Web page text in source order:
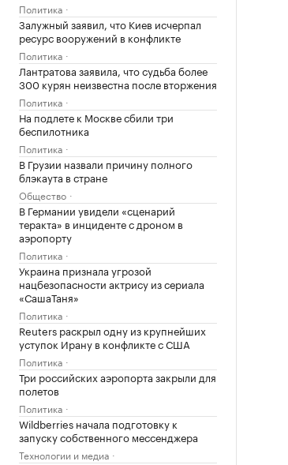
Политика
Залужный заявил, что Киев исчерпал
ресурс вооружений в конфликте
Политика
Лантратова заявила, что судьба более
300 курян неизвестна после вторжения
Политика
На подлете к Москве сбили три
беспилотника
Политика
В Грузии назвали причину полного
блэкаута в стране
Общество
В Германии увидели «сценарий
теракта» в инциденте с дроном в
аэропорту
Политика
Украина признала угрозой
нацбезопасности актрису из сериала
«СашаТаня»
Политика
Reuters раскрыл одну из крупнейших
уступок Ирану в конфликте с США
Политика
Три российских аэропорта закрыли для
полетов
Политика
Wildberries начала подготовку к
запуску собственного мессенджера
Технологии и медиа